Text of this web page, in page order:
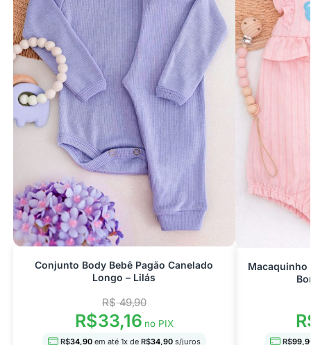
Conjunto Body Bebê Pagão Canelado
Longo – Lilás
R$49,90
R$33,16no PIX
R$34,90 em até 1x de R$34,90s/juros
Macaquinho
R$